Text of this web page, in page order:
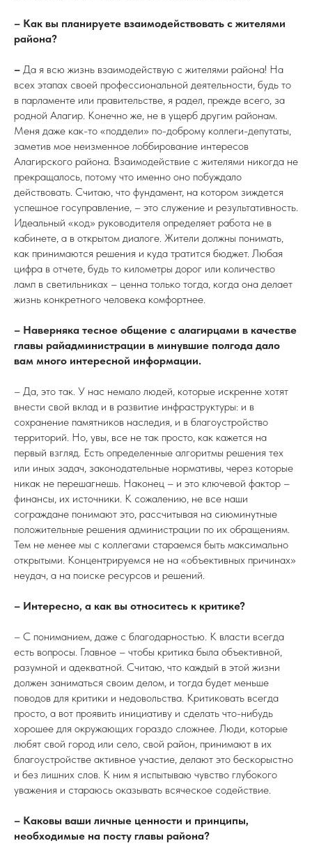
– Как вы планируете взаимодействовать с жителями
района?
– Да я всю жизнь взаимодействую с жителями района! На
всех этапах своей профессиональной деятельности, будь то
в парламенте или правительстве, я радел, прежде всего, за
родной Алагир. Конечно же, не в ущерб другим районам.
Меня даже как-то «поддели» по-доброму коллеги-депутаты,
заметив мое неизменное лоббирование интересов
Алагирского района. Взаимодействие с жителями никогда не
прекращалось, потому что именно оно побуждало
действовать. Считаю, что фундамент, на котором зиждется
успешное госуправление, – это служение и результативность.
Идеальный «код» руководителя определяет работа не в
кабинете, а в открытом диалоге. Жители должны понимать,
как принимаются решения и куда тратится бюджет. Любая
цифра в отчете, будь то километры дорог или количество
ламп в светильниках – ценна только тогда, когда она делает
жизнь конкретного человека комфортнее.
– Наверняка тесное общение с алагирцами в качестве
главы райадминистрации в минувшие полгода дало
вам много интересной информации.
– Да, это так. У нас немало людей, которые искренне хотят
внести свой вклад и в развитие инфраструктуры: и в
сохранение памятников наследия, и в благоустройство
территорий. Но, увы, все не так просто, как кажется на
первый взгляд. Есть определенные алгоритмы решения тех
или иных задач, законодательные нормативы, через которые
никак не перешагнешь. Наконец – и это ключевой фактор –
финансы, их источники. К сожалению, не все наши
сограждане понимают это, рассчитывая на сиюминутные
положительные решения администрации по их обращениям.
Тем не менее мы с коллегами стараемся быть максимально
открытыми. Концентрируемся не на «объективных причинах»
неудач, а на поиске ресурсов и решений.
– Интересно, а как вы относитесь к критике?
– С пониманием, даже с благодарностью. К власти всегда
есть вопросы. Главное – чтобы критика была объективной,
разумной и адекватной. Считаю, что каждый в этой жизни
должен заниматься своим делом, и тогда будет меньше
поводов для критики и недовольства. Критиковать всегда
просто, а вот проявить инициативу и сделать что-нибудь
хорошее для окружающих гораздо сложнее. Люди, которые
любят свой город или село, свой район, принимают в их
благоустройстве активное участие, делают это бескорыстно
и без лишних слов. К ним я испытываю чувство глубокого
уважения и стараюсь оказывать всяческое содействие.
– Каковы ваши личные ценности и принципы,
необходимые на посту главы района?